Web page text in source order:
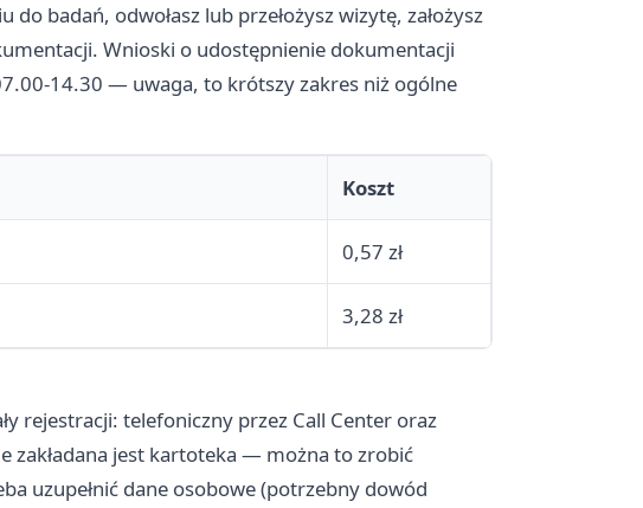
badań, odwołasz lub przełożysz wizytę, założysz
Wnioski o udostępnienie dokumentacji
14.30 — uwaga, to krótszy zakres niż ogólne
Koszt
0,57 zł
3,28 zł
rejestracji: telefoniczny przez Call Center oraz
zakładana jest kartoteka — można to zrobić
uzupełnić dane osobowe (potrzebny dowód